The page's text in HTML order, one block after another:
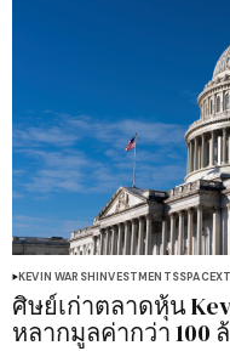
KEVIN WARSHINVESTMENTSSPACEX
ศิษย์เก่าตลาดหุ้น
หลากมูลค่ากว่า 100